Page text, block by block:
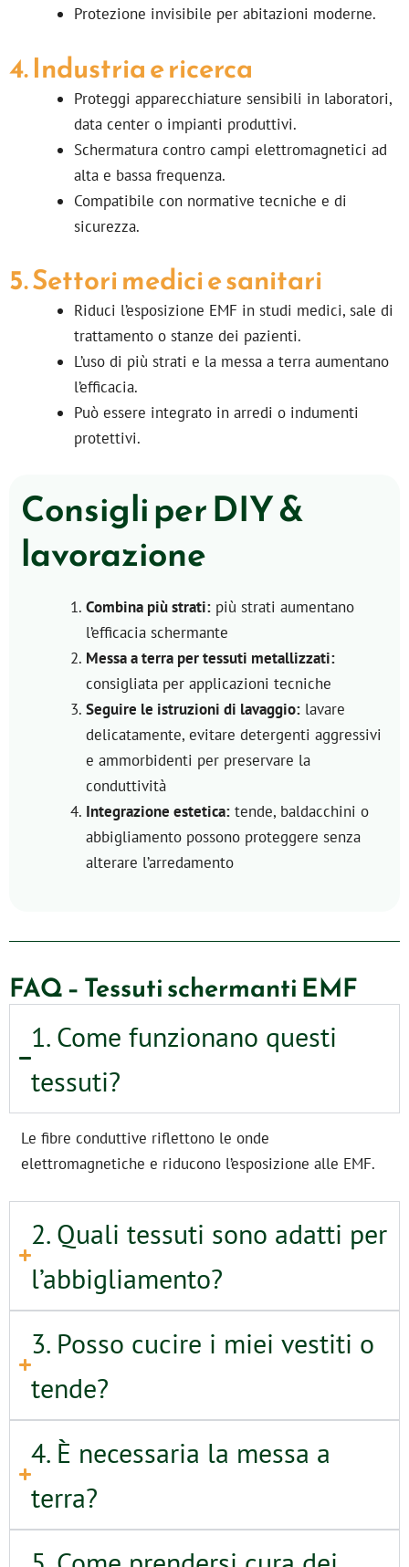
Protezione invisibile per abitazioni moderne.
4. Industria e ricerca
Proteggi apparecchiature sensibili in laboratori,
data center o impianti produttivi.
Schermatura contro campi elettromagnetici ad
alta e bassa frequenza.
Compatibile con normative tecniche e di
sicurezza.
5. Settori medici e sanitari
Riduci l’esposizione EMF in studi medici, sale di
trattamento o stanze dei pazienti.
L’uso di più strati e la messa a terra aumentano
l’efficacia.
Può essere integrato in arredi o indumenti
protettivi.
Consigli per DIY &
lavorazione
Combina più strati:più strati aumentano
l’efficacia schermante
Messa a terra per tessuti metallizzati:
consigliata per applicazioni tecniche
Seguire le istruzioni di lavaggio:lavare
delicatamente, evitare detergenti aggressivi
e ammorbidenti per preservare la
conduttività
Integrazione estetica:tende, baldacchini o
abbigliamento possono proteggere senza
alterare l’arredamento
FAQ – Tessuti schermanti EMF
1. Come funzionano questi
tessuti?
Le fibre conduttive riflettono le onde
elettromagnetiche e riducono l’esposizione alle EMF.
2. Quali tessuti sono adatti per
l’abbigliamento?
3. Posso cucire i miei vestiti o
tende?
4. È necessaria la messa a
terra?